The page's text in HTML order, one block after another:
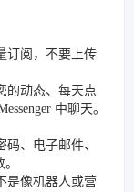
订阅，不要上传
的动态、每天点
中聊天。
、电子邮件、
是像机器人或营